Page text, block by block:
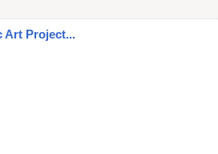
Art Project...